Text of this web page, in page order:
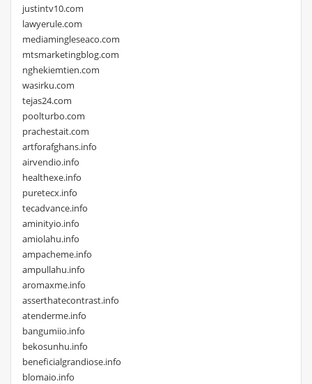
justintv10.com
lawyerule.com
mediamingleseaco.com
mtsmarketingblog.com
nghekiemtien.com
wasirku.com
tejas24.com
poolturbo.com
prachestait.com
artforafghans.info
airvendio.info
healthexe.info
puretecx.info
tecadvance.info
aminityio.info
amiolahu.info
ampacheme.info
ampullahu.info
aromaxme.info
asserthatecontrast.info
atenderme.info
bangumiio.info
bekosunhu.info
beneficialgrandiose.info
blomaio.info